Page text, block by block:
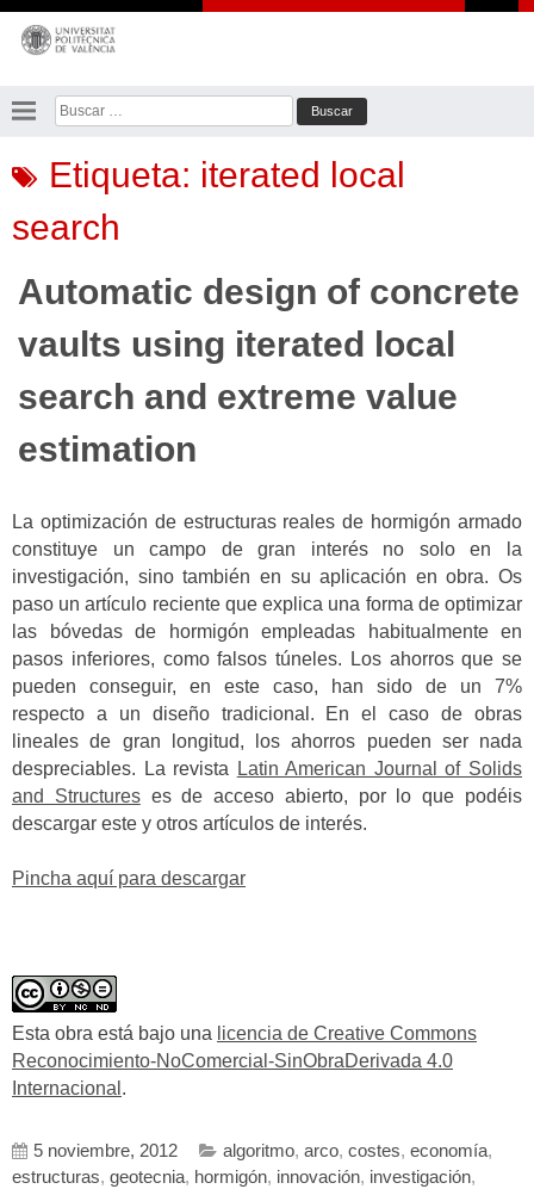
Saltar
contenido
Buscar:
Etiqueta: iterated local
search
Automatic design of concrete
vaults using iterated local
search and extreme value
estimation
La optimización de estructuras reales de hormigón armado
constituye un campo de gran interés no solo en la
investigación, sino también en su aplicación en obra. Os
paso un artículo reciente que explica una forma de optimizar
las bóvedas de hormigón empleadas habitualmente en
pasos inferiores, como falsos túneles. Los ahorros que se
pueden conseguir, en este caso, han sido de un 7%
respecto a un diseño tradicional. En el caso de obras
lineales de gran longitud, los ahorros pueden ser nada
despreciables. La revista
Latin American Journal of Solids
and Structureses de acceso abierto, por lo que podéis
descargar este y otros artículos de interés.
Pincha aquí para descargar
Esta obra está bajo una licencia de Creative Commons
Reconocimiento-NoComercial-SinObraDerivada 4.0
Internacional .
5 noviembre, 2012 algoritmo, arco, costes, economía,
estructuras, geotecnia, hormigón, innovación, investigación,